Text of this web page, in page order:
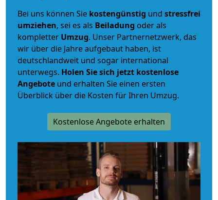
Bei uns können Sie kostengünstig und stressfrei
umziehen, sei es als Beiladung oder als
kompletter Umzug. Unser Partnernetzwerk, das
wir über die Jahre aufgebaut haben, ist
deutschlandweit und sogar international
unterwegs. Holen Sie sich jetzt kostenlose
Angebote und erhalten Sie einen ersten
Überblick über die Kosten für Ihren Umzug.
Kostenlose Angebote erhalten